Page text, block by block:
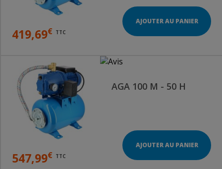
419,69€ TTC
AJOUTER AU PANIER
AGA 100 M - 50 H
547,99€ TTC
AJOUTER AU PANIER